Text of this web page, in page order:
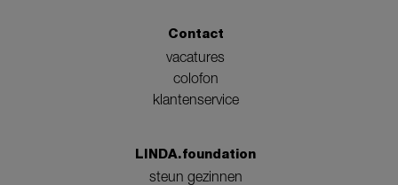
Contact
vacatures
colofon
klantenservice
LINDA.foundation
steun gezinnen